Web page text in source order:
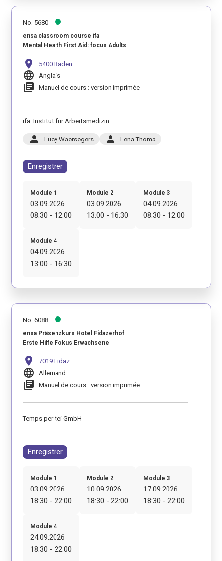
No. 5680
ensa classroom course ifa
Mental Health First Aid: focus Adults
location_on 5400 Baden
language Anglais
library_books Manuel de cours : version imprimée
ifa. Institut für Arbeitsmedizin
person Lucy Waersegers person Lena Thoma
Enregistrer
Module 1
03.09.2026
08:30 - 12:00
Module 2
03.09.2026
13:00 - 16:30
Module 3
04.09.2026
08:30 - 12:00
Module 4
04.09.2026
13:00 - 16:30
No. 6088
ensa Präsenzkurs Hotel Fidazerhof
Erste Hilfe Fokus Erwachsene
location_on 7019 Fidaz
language Allemand
library_books Manuel de cours : version imprimée
Temps per tei GmbH
Enregistrer
Module 1
03.09.2026
18:30 - 22:00
Module 2
10.09.2026
18:30 - 22:00
Module 3
17.09.2026
18:30 - 22:00
Module 4
24.09.2026
18:30 - 22:00